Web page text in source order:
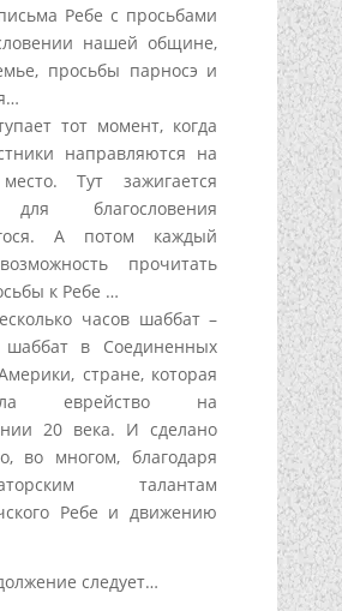
Ребе с просьбами
нашей общине,
просьбы парносэ и
тот момент, когда
направляются на
Тут зажигается
благословения
А потом каждый
прочитать
к Ребе …
часов шаббат –
в Соединенных
стране, которая
еврейство на
20 века. И сделано
во многом, благодаря
талантам
Ребе и движению
следует…